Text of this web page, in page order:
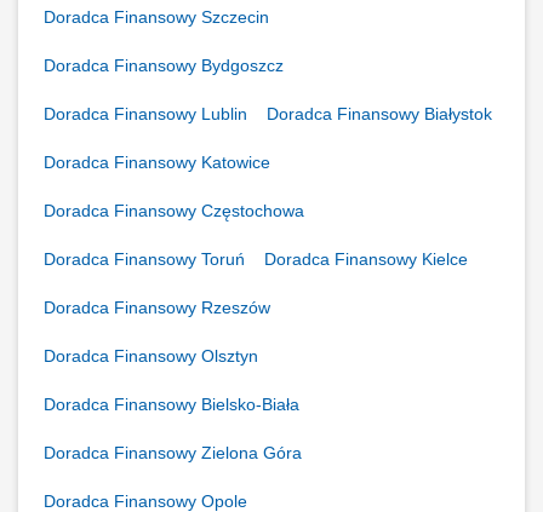
Doradca Finansowy Szczecin
Doradca Finansowy Bydgoszcz
Doradca Finansowy Lublin Doradca Finansowy Białystok
Doradca Finansowy Katowice
Doradca Finansowy Częstochowa
Doradca Finansowy Toruń Doradca Finansowy Kielce
Doradca Finansowy Rzeszów
Doradca Finansowy Olsztyn
Doradca Finansowy Bielsko-Biała
Doradca Finansowy Zielona Góra
Doradca Finansowy Opole